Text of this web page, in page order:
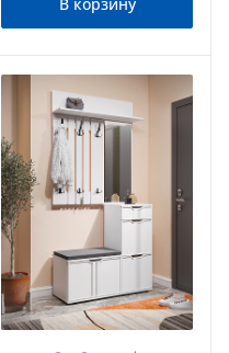
В корзину